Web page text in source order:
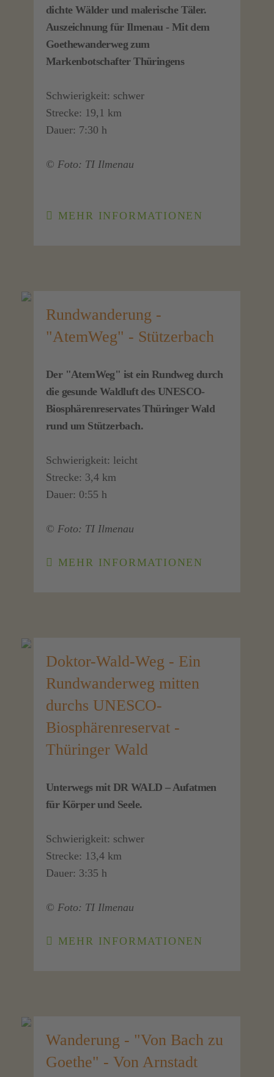
dichte Wälder und malerische Täler.
Auszeichnung für Ilmenau - Mit dem
Goethewanderweg zum
Markenbotschafter Thüringens
Schwierigkeit: schwer
Strecke: 19,1 km
Dauer: 7:30 h
© Foto: TI Ilmenau
MEHR INFORMATIONEN
Rundwanderung -
"AtemWeg" - Stützerbach
Der "AtemWeg" ist ein Rundweg durch
die gesunde Waldluft des UNESCO-
Biosphärenreservates Thüringer Wald
rund um Stützerbach.
Schwierigkeit: leicht
Strecke: 3,4 km
Dauer: 0:55 h
© Foto: TI Ilmenau
MEHR INFORMATIONEN
Doktor-Wald-Weg - Ein
Rundwanderweg mitten
durchs UNESCO-
Biosphärenreservat -
Thüringer Wald
Unterwegs mit DR WALD – Aufatmen
für Körper und Seele.
Schwierigkeit: schwer
Strecke: 13,4 km
Dauer: 3:35 h
© Foto: TI Ilmenau
MEHR INFORMATIONEN
Wanderung - "Von Bach zu
Goethe" - Von Arnstadt